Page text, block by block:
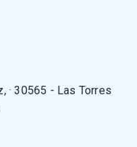
· 30565 - Las Torres